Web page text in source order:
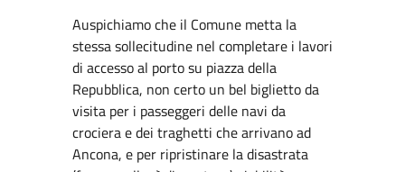
Auspichiamo che il Comune metta la
stessa sollecitudine nel completare i lavori
di accesso al porto su piazza della
Repubblica, non certo un bel biglietto da
visita per i passeggeri delle navi da
crociera e dei traghetti che arrivano ad
Ancona, e per ripristinare la disastrata